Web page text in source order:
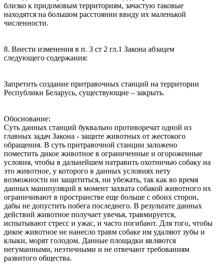
близко к придомовым территориям, зачастую таковые
находятся на большом расстоянии ввиду их маленькой
численности.
8. Внести изменения в п. 3 ст 2 гл.1 Закона абзацем
следующего содержания:
Запретить создание притравочных станций на территории
Республики Беларусь, существующие – закрыть.
Обоснование:
Суть данных станций буквально противоречат одной из
главных задач Закона - защите животных от жестокого
обращения. В суть притравочной станции заложено
поместить дикое животное в ограниченные и огороженные
условия, чтобы в дальнейшем натравить охотничью собаку на
это животное, у которого в данных условиях нету
возможности ни защититься, ни убежать, так как во время
данных манипуляций в момент захвата собакой животного их
ограничивают в пространстве еще больше с обоих сторон,
дабы не допустить побега последнего. В результате данных
действий животное получает увечья, травмируется,
испытывают стресс и ужас, и часто погибают. Для того, чтобы
дикое животное не нанесло травм собаке им удаляют зубы и
клыки, морят голодом. Данные площадки являются
негуманными, неэтичными и не отвечают требованиям
развитого общества.